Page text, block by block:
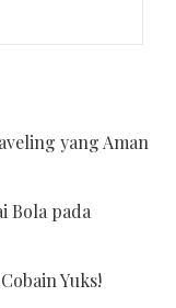
yang Aman
Bola pada
Yuks!